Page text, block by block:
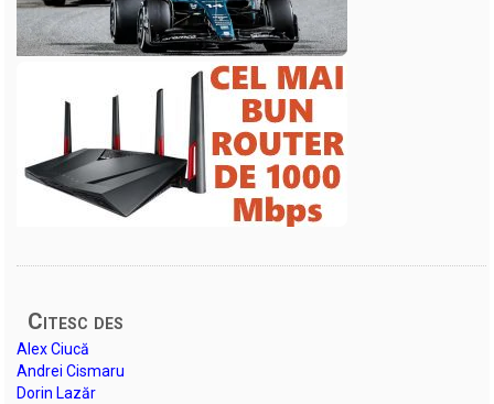
Citesc des
Alex Ciucă
Andrei Cismaru
Dorin Lazăr